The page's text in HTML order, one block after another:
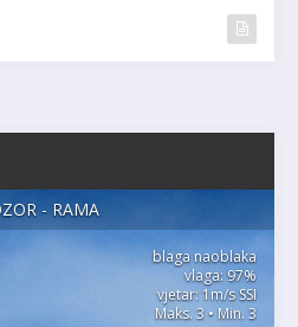
- RAMA
blaga naoblaka
vlaga: 97%
vjetar: 1m/s SSI
Maks. 3 • Min. 3